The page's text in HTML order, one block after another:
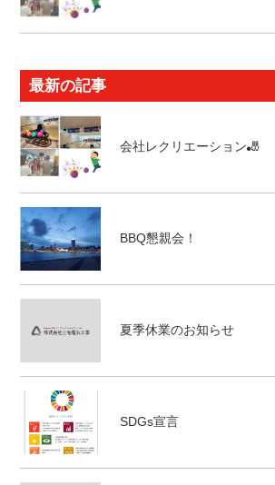
最新の記事
会社レクリエーション🎳
BBQ懇親会！
夏季休業のお知らせ
SDGs宣言